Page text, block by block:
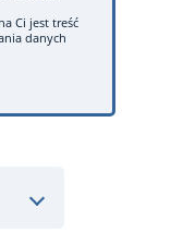
Ci jest treść
danych